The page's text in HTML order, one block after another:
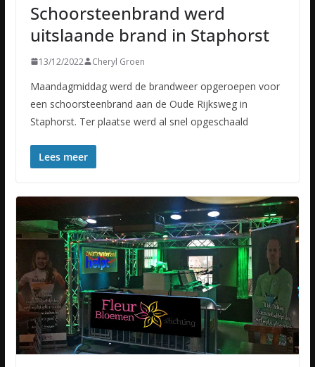
Schoorsteenbrand werd
uitslaande brand in Staphorst
13/12/2022 Cheryl Groen
Maandagmiddag werd de brandweer opgeroepen voor
een schoorsteenbrand aan de Oude Rijksweg in
Staphorst. Ter plaatse werd al snel opgeschaald
Lees meer